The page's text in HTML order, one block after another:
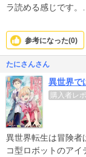
ラ読める感じです。
設定もしつこくな
か。
ただ、作画があまり
の課金はキツイ…。
ててこのクオリティ
いかと…。
せっかくの作品、な
ます。担当者チェッ
う。
参考になった(0)
たにさんさん
異世界で
購入者レポ
異世界転生は冒険者
コ型ロボットのアイ